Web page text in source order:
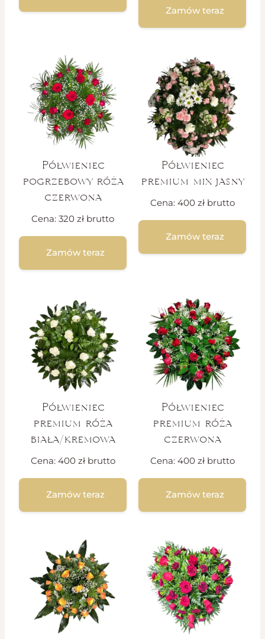
Zamów teraz
Półwieniec
pogrzebowy róża
czerwona
Cena: 320 zł brutto
Zamów teraz
Półwieniec
premium mix jasny
Cena: 400 zł brutto
Zamów teraz
Półwieniec
premium róża
biała/kremowa
Cena: 400 zł brutto
Zamów teraz
Półwieniec
premium róża
czerwona
Cena: 400 zł brutto
Zamów teraz